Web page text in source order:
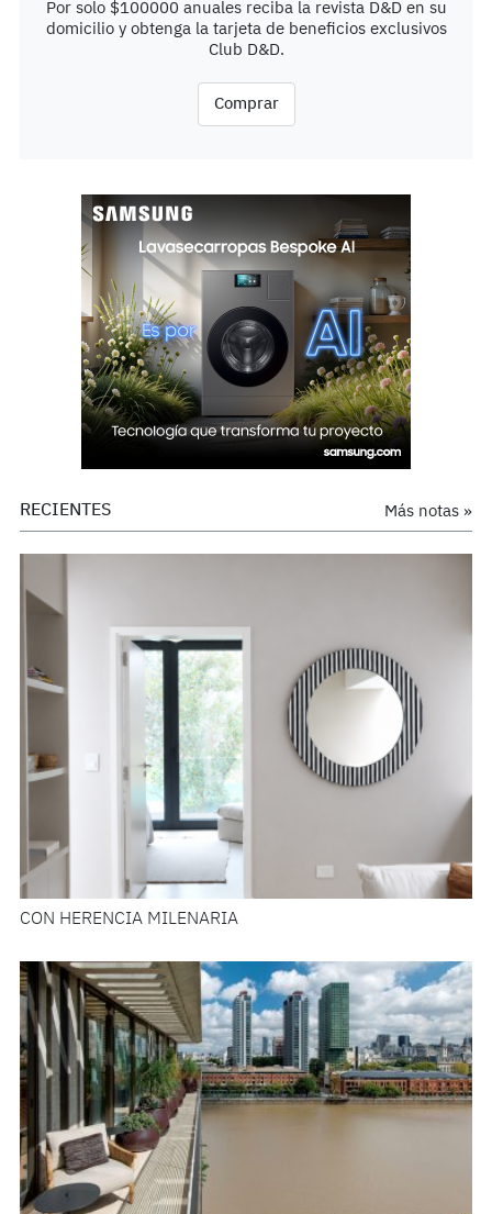
Por solo $100000 anuales reciba la revista D&D en su
domicilio y obtenga la tarjeta de beneficios exclusivos
Club D&D.
Comprar
Más notas »
RECIENTES
CON HERENCIA MILENARIA